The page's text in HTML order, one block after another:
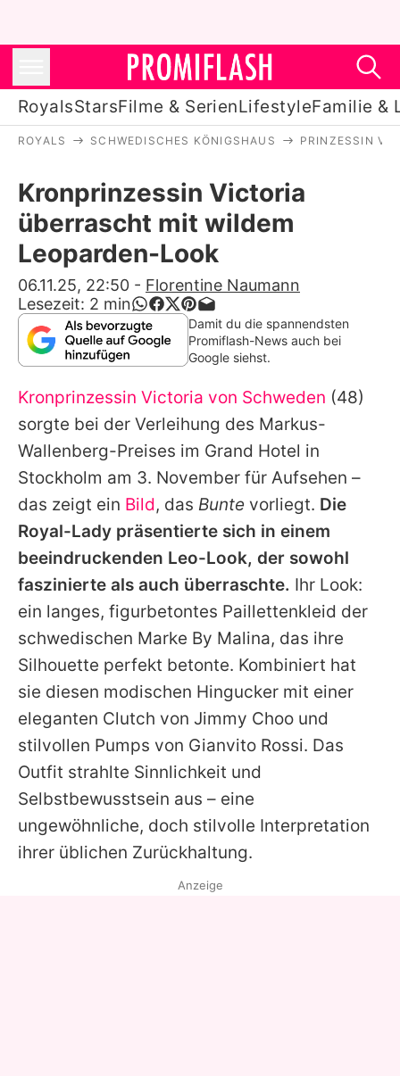
RoyalsStarsFilme & SerienLifestyleFamilie &
Stars
Filme & Serien
Lifestyle
Familie & Liebe
Promiflash Exklusiv
Alle Themen auf Promiflash
Jobs
App runterladen
Team
Redaktionelle Richtlinien
Impressum
Datenschutzerklärung
Utiq verwalten
ROYALS SCHWEDISCHES KÖNIGSHAUS PRINZESSIN
Kronprinzessin Victoria
überrascht mit wildem
Leoparden-Look
06.11.25, 22:50 - Florentine Naumann
Lesezeit: 2 min
Damit du die spannendsten
Promiflash-News auch bei
Google siehst.
Kronprinzessin Victoria von Schweden (48)
sorgte bei der Verleihung des Markus-
Wallenberg-Preises im Grand Hotel in
Stockholm am 3. November für Aufsehen –
das zeigt ein Bild, das Bunte vorliegt. Die
Royal-Lady präsentierte sich in einem
beeindruckenden Leo-Look, der sowohl
faszinierte als auch überraschte. Ihr Look:
ein langes, figurbetontes Paillettenkleid der
schwedischen Marke By Malina, das ihre
Silhouette perfekt betonte. Kombiniert hat
sie diesen modischen Hingucker mit einer
eleganten Clutch von Jimmy Choo und
stilvollen Pumps von Gianvito Rossi. Das
Outfit strahlte Sinnlichkeit und
Selbstbewusstsein aus – eine
ungewöhnliche, doch stilvolle Interpretation
ihrer üblichen Zurückhaltung.
Anzeige